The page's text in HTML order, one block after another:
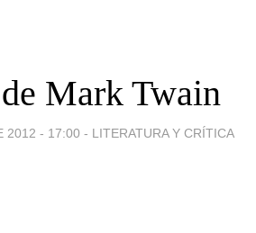
Mark Twain
2012 - 17:00 - LITERATURA Y CRÍTICA